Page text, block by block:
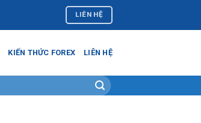
LIÊN HỆ
KIẾN THỨC FOREX LIÊN HỆ